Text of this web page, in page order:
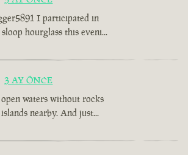
I participated in
hourglass this eveni...
3 AY ÖNCE
waters without rocks
nearby. And just...